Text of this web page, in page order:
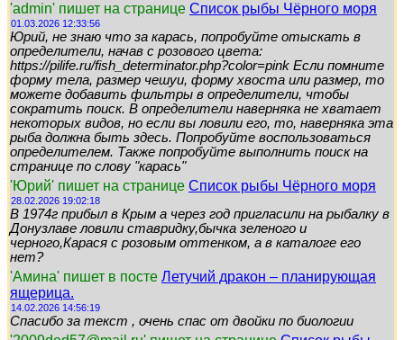
'admin' пишет на странице Список рыбы Чёрного моря
01.03.2026 12:33:56
Юрий, не знаю что за карась, попробуйте отыскать в
определители, начав с розового цвета:
https://pilife.ru/fish_determinator.php?color=pink Если помните
форму тела, размер чешуи, форму хвоста или размер, то
можете добавить фильтры в определители, чтобы
сократить поиск. В определители наверняка не хватает
некоторых видов, но если вы ловили его, то, наверняка эта
рыба должна быть здесь. Попробуйте воспользоваться
определителем. Также попробуйте выполнить поиск на
странице по слову "карась"
'Юрий' пишет на странице Список рыбы Чёрного моря
28.02.2026 19:02:18
В 1974г прибыл в Крым а через год пригласили на рыбалку в
Донузлаве ловили ставридку,бычка зеленого и
черного,Карася с розовым оттенком, а в каталоге его
нет?
'Амина' пишет в посте Летучий дракон – планирующая
ящерица.
14.02.2026 14:56:19
Спасибо за текст , очень спас от двойки по биологии